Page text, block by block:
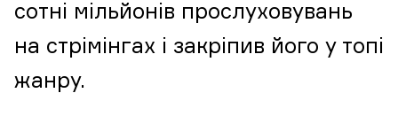
сотні мільйонів прослуховувань
на стрімінгах і закріпив його у топі
жанру.